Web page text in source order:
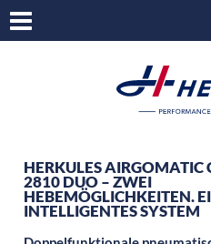
HERKULES AIRGOMATIC
2810 DUO – ZWEI
HEBEMÖGLICHKEITEN.
INTELLIGENTES SYSTEM